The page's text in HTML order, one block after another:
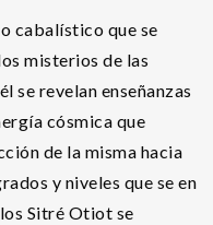
cabalístico que se
misterios de las
se revelan enseñanzas
cósmica que
de la misma hacia
y niveles que se en
Sitré Otiot se